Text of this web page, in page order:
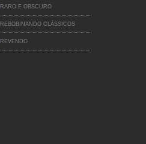
RARO E OBSCURO
REBOBINANDO CLÁSSICOS
REVENDO